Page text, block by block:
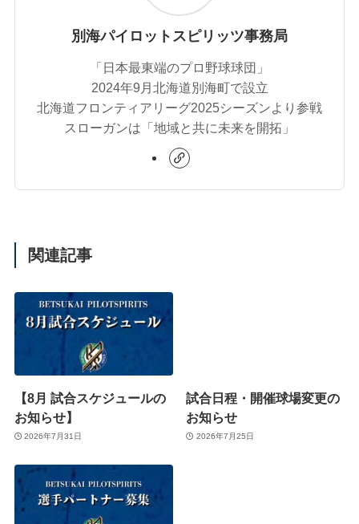
別海パイロットスピリッツ事務局
「日本最東端のプロ野球球団」
2024年9月北海道別海町で設立
北海道フロンティアリーグ2025シーズンより参戦
スローガンは「地域と共に未来を開拓」
関連記事
【8月 試合スケジュールの
お知らせ】
2026年7月31日
試合日程・開催球場変更の
お知らせ
2026年7月25日